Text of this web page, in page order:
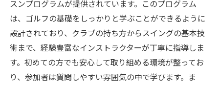
スンプログラムが提供されています。このプログラム
は、ゴルフの基礎をしっかりと学ぶことができるように
設計されており、クラブの持ち方からスイングの基本技
術まで、経験豊富なインストラクターが丁寧に指導しま
す。初めての方でも安心して取り組める環境が整ってお
り、参加者は質問しやすい雰囲気の中で学びます。ま